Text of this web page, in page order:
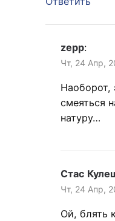
zepp:
Чт, 24 Апр,
Наоборот,
смеяться
натуру…
Стас
Чт, 24 Апр,
Ой, блять